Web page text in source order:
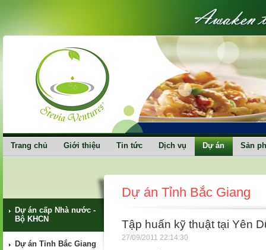
Trang chủ Giới thiệu Tin tức Dịch vụ Dự án Sản
Dự án cấp Nhà nước -
Bộ KHCN
Dự án Tỉnh Bắc Giang
Dự án Tỉnh Bắc Giang
Tập huấn kỹ thuật tại Yên
27/09/2011 22:14:30